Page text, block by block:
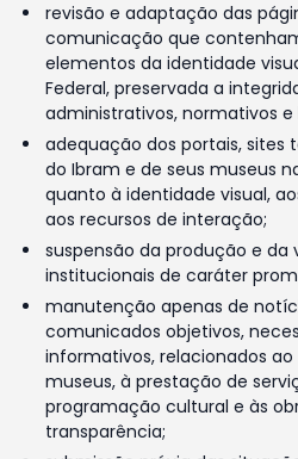
revisão e adaptação das
comunicação que
elementos da identidade
Federal, preservada a
administrativos, normativos e
adequação dos portais, sites
do Ibram e de seus museus
quanto à identidade visual,
aos recursos de interação;
suspensão da produção e
institucionais de caráter
manutenção apenas de
comunicados objetivos,
informativos, relacionados
museus, à prestação de
programação cultural e às
transparência;